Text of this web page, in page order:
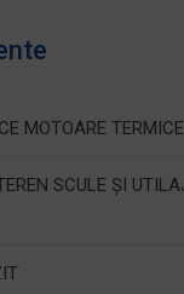
MOTOARE
SCULE ȘI